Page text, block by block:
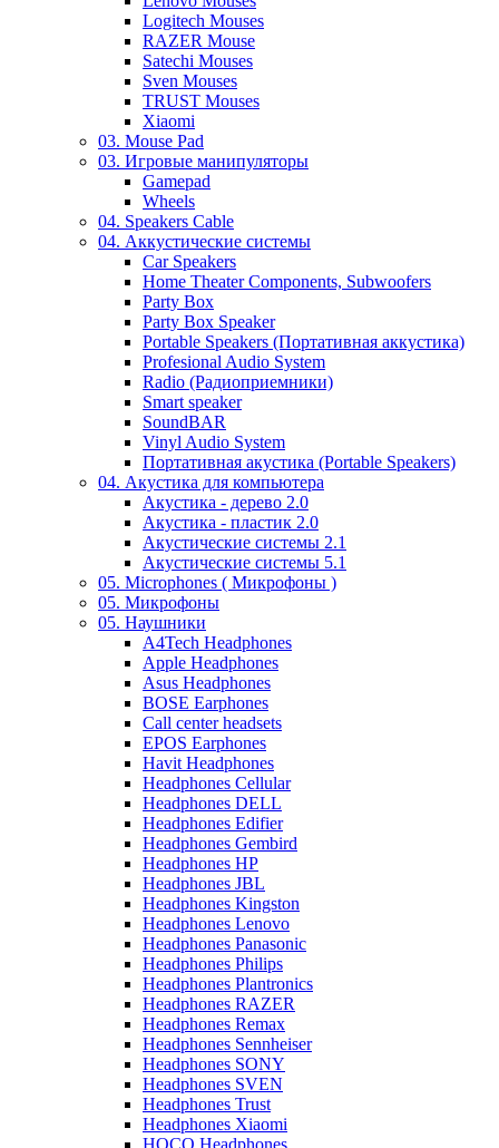
Logitech Mouses
RAZER Mouse
Satechi Mouses
Sven Mouses
TRUST Mouses
Xiaomi
03. Mouse Pad
03. Игровые манипуляторы
Gamepad
Wheels
04. Speakers Cable
04. Аккустические системы
Car Speakers
Home Theater Components, Subwoofers
Party Box
Party Box Speaker
Portable Speakers (Портативная аккустика)
Profesional Audio System
Radio (Радиоприемники)
Smart speaker
SoundBAR
Vinyl Audio System
Портативная акустика (Portable Speakers)
04. Акустика для компьютера
Акустика - дерево 2.0
Акустика - пластик 2.0
Акустические системы 2.1
Акустические системы 5.1
05. Microphones ( Микрофоны )
05. Микрофоны
05. Наушники
A4Tech Headphones
Apple Headphones
Asus Headphones
BOSE Earphones
Call center headsets
EPOS Earphones
Havit Headphones
Headphones Cellular
Headphones DELL
Headphones Edifier
Headphones Gembird
Headphones HP
Headphones JBL
Headphones Kingston
Headphones Lenovo
Headphones Panasonic
Headphones Philips
Headphones Plantronics
Headphones RAZER
Headphones Remax
Headphones Sennheiser
Headphones SONY
Headphones SVEN
Headphones Trust
Headphones Xiaomi
HOCO Headphones